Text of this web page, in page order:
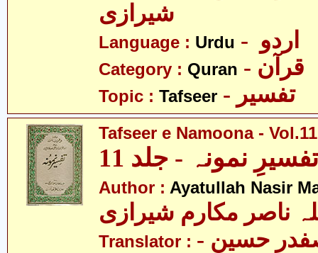
شیرازی
Language : Urdu
Category : Quran - قرآن
Topic : Tafseer - تفسیر
Tafseer e Namoona - Vol.11
تفسیرِ نمونہ - جلد 11
Author : Ayatullah Nasir
ناصر مکارم شیرازی
Translator : - مولانا سید صفدر حسین